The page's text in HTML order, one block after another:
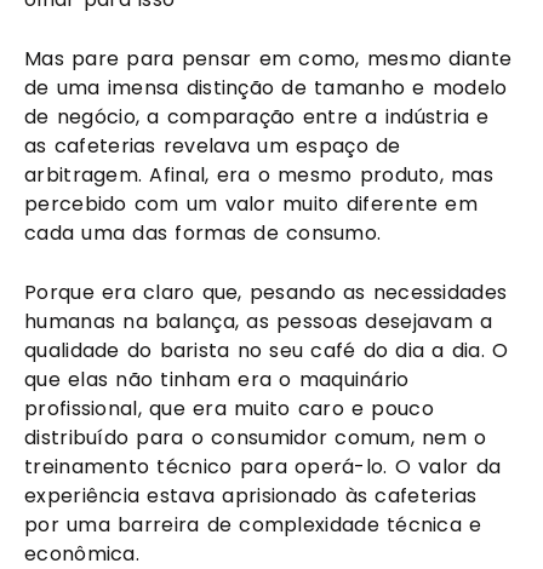
Mas pare para pensar em como, mesmo diante
de uma imensa distinção de tamanho e modelo
de negócio, a comparação entre a indústria e
as cafeterias revelava um espaço de
arbitragem. Afinal, era o mesmo produto, mas
percebido com um valor muito diferente em
cada uma das formas de consumo.
Porque era claro que, pesando as necessidades
humanas na balança, as pessoas desejavam a
qualidade do barista no seu café do dia a dia. O
que elas não tinham era o maquinário
profissional, que era muito caro e pouco
distribuído para o consumidor comum, nem o
treinamento técnico para operá-lo. O valor da
experiência estava aprisionado às cafeterias
por uma barreira de complexidade técnica e
econômica.